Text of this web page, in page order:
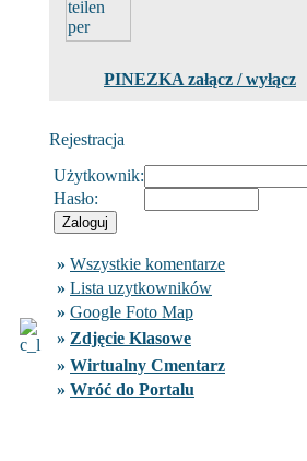
PINEZKA załącz / wyłącz
Rejestracja
Użytkownik:
Hasło:
» Wszystkie komentarze
» Lista uzytkowników
» Google Foto Map
» Zdjęcie Klasowe
» Wirtualny Cmentarz
» Wróć do Portalu